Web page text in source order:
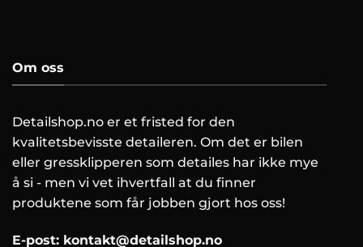
Om oss
Detailshop.no er et fristed for den
kvalitetsbevisste detaileren. Om det er bilen
eller gressklipperen som detailes har ikke mye
å si - men vi vet ihvertfall at du finner
produktene som får jobben gjort hos oss!
E-post: kontakt@detailshop.no